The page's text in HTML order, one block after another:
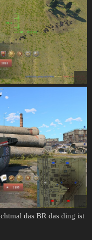
das BR das ding ist